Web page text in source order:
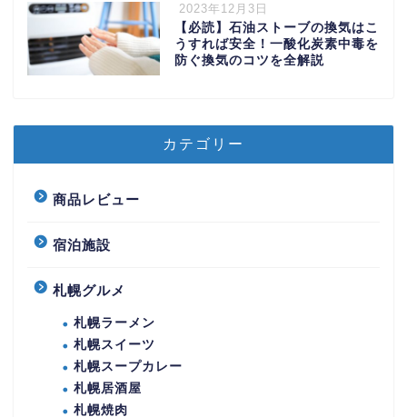
2023年12月3日
【必読】石油ストーブの換気はこ
うすれば安全！一酸化炭素中毒を
防ぐ換気のコツを全解説
カテゴリー
商品レビュー
宿泊施設
札幌グルメ
札幌ラーメン
札幌スイーツ
札幌スープカレー
札幌居酒屋
札幌焼肉